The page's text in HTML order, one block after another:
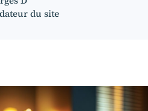
du site